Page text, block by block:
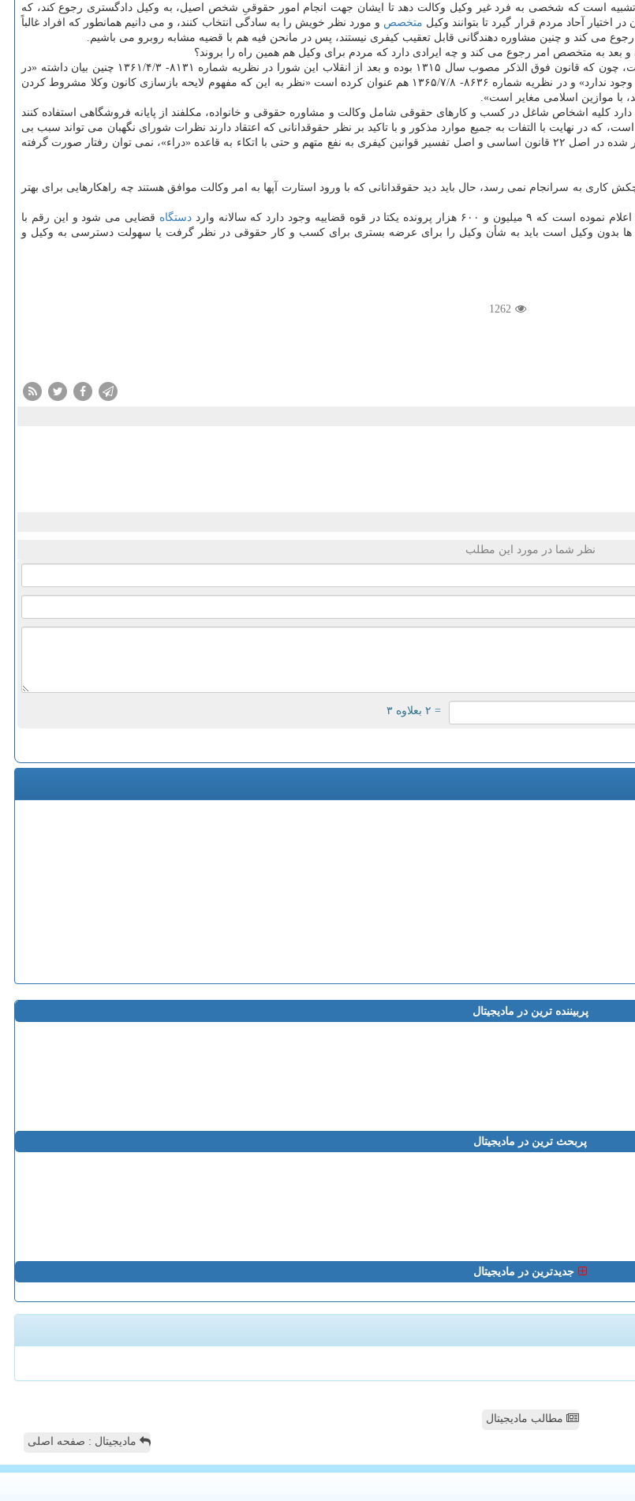
است که شخصی به فرد غیر وکیل وکالت دهد تا ایشان جهت انجام امور حقوقیِ شخص اصیل، به وکیل دادگستری رجوع کند، که
آحاد مردم قرار گیرد تا بتوانند وکیل متخصص و مورد نظر خویش را به سادگی انتخاب کنند، و می دانیم همانطور که افراد غالباً
می کند و چنین مشاوره دهندگانی قابل تعقیب کیفری نیستند، پس در مانحن فیه هم با قضیه مشابه روبرو می باشیم.
بعد به متخصص امر رجوع می کند و چه ایرادی دارد که مردم برای وکیل هم همین راه را بروند؟
این حقوقدان اظهار داشت: از بعد دیگر می بایست نظرات شورای نگهبان را در نظر داشت، چون که قانون فوق الذکر مصوب سال ۱۳۱۵ بوده و بعد از انقلاب این شورا در نظریه شماره ۸۱۳۱- ۱۳۶۱/۴/۳ چنین بیان داشته «در
شرع مقدس قیدی به جهت اینکه وکیل باید از بین وکلای دادگستری انتخاب و معرفی شود وجود ندارد» و در نظریه شماره ۸۶۳۶- ۱۳۶۵/۷/۸ هم عنوان کرده است «نظر به این که مفهوم لایحه بازسازی کانون وکلا مشروط کردن
موازین اسلامی مغایر است».
از طرفی شق ۲ بند «ح» تبصره ۶ قانون بودجه سال ۱۴۰۰ اشاره می دارد کلیه اشخاص شاغل در کسب و کارهای حقوقی شامل وکالت و مشاوره حقوقی و خانواده، مکلفند از پایانه فروشگاهی استفاده کنند
که در نهایت با التفات به جمیع موارد مذکور و با تاکید بر نظر حقوقدانانی که اعتقاد دارند نظرات شورای نگهبان می تواند سبب بی
اعتباری قوانینی شود که مخالف شرع هستند و با استناد به اصل آزادی اشتغال اشخاص ذکر شده در اصل ۲۲ قانون اساسی و اصل تفسیر قوانین کیفری به نفع متهم و حتی با اتکاء به قاعده «دراء»، نمی توان رفتار صورت گرفته
به سرانجام نمی رسد، حال باید دید حقوقدانانی که با ورود استارت آپها به امر وکالت موافق هستند چه راهکارهایی برای بهتر
وجود دارد که سالانه وارد
دستگاه قضایی می شود و این رقم با
به حدود ۱۷ میلیون پرونده می رسد و ۹۰ درصد این پرونده ها بدون وکیل است باید به شأن وکیل را برای عرضه بستری برای کسب و کار حقوقی در نظر گرفت یا سهولت دسترسی به وکیل و
1262
نظر شما در مورد این مطلب
= ۲ بعلاوه ۳
پربیننده ترین در مادیجیتال
پربحث ترین در مادیجیتال
جدیدترین در مادیجیتال
مطالب مادیجیتال
مادیجیتال : صفحه اصلی